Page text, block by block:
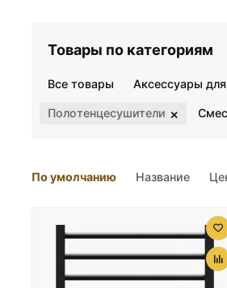
Товары по категориям
Все товары Аксессуары
Полотенцесушители ×
По умолчанию Название